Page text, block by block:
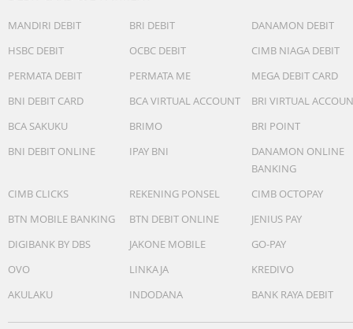
MANDIRI DEBIT BRI DEBIT
DANAMON DEBIT
HSBC DEBIT
OCBC DEBIT
CIMB NIAGA DEBIT
PERMATA DEBIT
PERMATA ME
MEGA DEBIT CARD
BNI DEBIT CARD
BCA VIRTUAL ACCOUNT
BRI VIRTUAL
BCA SAKUKU
BRIMO
BRI POINT
BNI DEBIT ONLINE
IPAY BNI
DANAMON ONLINE
BANKING
CIMB CLICKS
REKENING PONSEL
CIMB OCTOPAY
BTN MOBILE BANKING
BTN DEBIT ONLINE
JENIUS PAY
DIGIBANK BY DBS
JAKONE MOBILE
GO-PAY
OVO
LINKAJA
KREDIVO
AKULAKU
INDODANA BANK RAYA DEBIT